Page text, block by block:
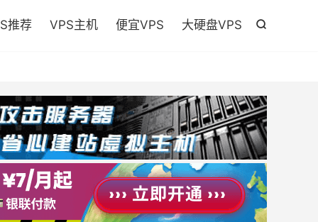

推荐 VPS主机 便宜VPS 大硬盘VPS